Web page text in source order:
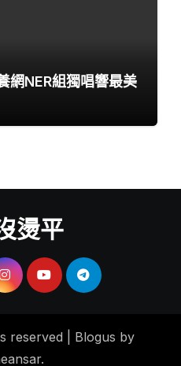
網NER組獨唱響最美
燙平
reserved Blogus by
.